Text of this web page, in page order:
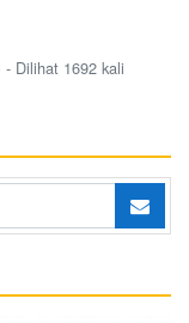
Dilihat 1692 kali